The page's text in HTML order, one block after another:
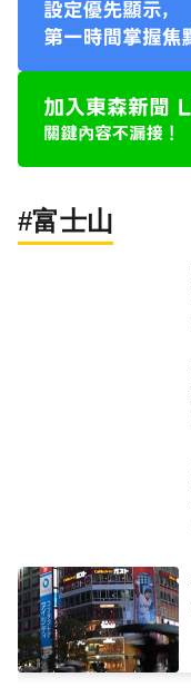
#富士山